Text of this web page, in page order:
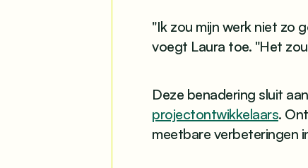
"Ik zou mijn werk niet zo
voegt Laura toe. "Het
Deze benadering sluit
projectontwikkelaars.
meetbare verbeteringen